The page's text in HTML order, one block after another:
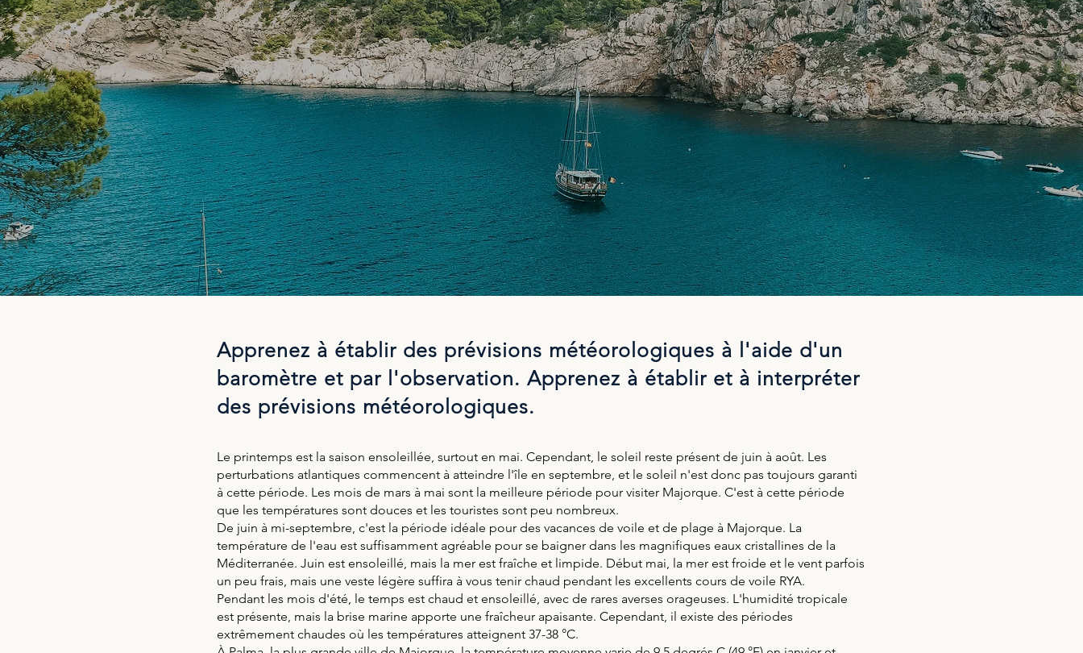
Apprenez à établir des prévisions météorologiques à l'aide d'un
baromètre et par l'observation. Apprenez à établir et à interpréter
des prévisions météorologiques.
Le printemps est la saison ensoleillée, surtout en mai. Cependant, le soleil reste présent de juin à août. Les
perturbations atlantiques commencent à atteindre l'île en septembre, et le soleil n'est donc pas toujours garanti
à cette période. Les mois de mars à mai sont la meilleure période pour visiter Majorque. C'est à cette période
que les températures sont douces et les touristes sont peu nombreux.
De juin à mi-septembre, c'est la période idéale pour des vacances de voile et de plage à Majorque. La
température de l'eau est suffisamment agréable pour se baigner dans les magnifiques eaux cristallines de la
Méditerranée. Juin est ensoleillé, mais la mer est fraîche et limpide. Début mai, la mer est froide et le vent parfois
un peu frais, mais une veste légère suffira à vous tenir chaud pendant les excellents cours de voile RYA.
Pendant les mois d'été, le temps est chaud et ensoleillé, avec de rares averses orageuses. L'humidité tropicale
est présente, mais la brise marine apporte une fraîcheur apaisante. Cependant, il existe des périodes
extrêmement chaudes où les températures atteignent 37-38 °C.